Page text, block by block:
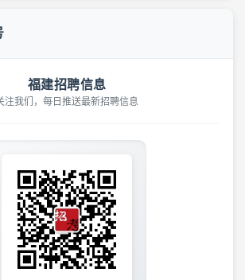
福建招聘信息
注我们，每日推送最新招聘信息